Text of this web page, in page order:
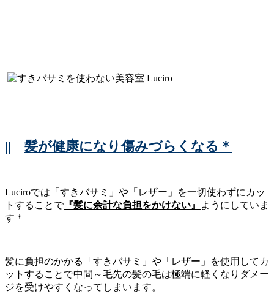
|| 髪が健康になり傷みづらくなる＊
Luciroでは「すきバサミ」や「レザー」を一切使わずにカッ
トすることで『髪に余計な負担をかけない』
ようにしていま
す＊
髪に負担のかかる「すきバサミ」や「レザー」を使用してカ
ットすることで中間～毛先の髪の毛は極端に軽くなりダメー
ジを受けやすくなってしまいます。